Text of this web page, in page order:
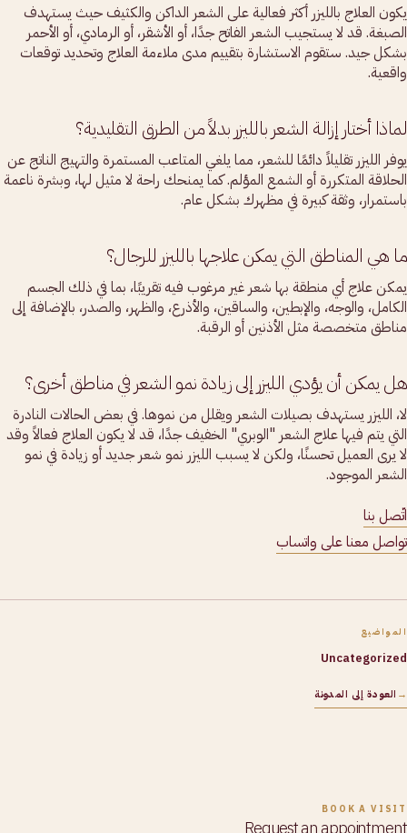
يكون العلاج بالليزر أكثر فعالية على الشعر الداكن والكثيف حيث يستهدف
الصبغة. قد لا يستجيب الشعر الفاتح جدًا، أو الأشقر، أو الرمادي، أو الأحمر
بشكل جيد. ستقوم الاستشارة بتقييم مدى ملاءمة العلاج وتحديد توقعات
واقعية.
لماذا أختار إزالة الشعر بالليزر بدلاً من الطرق التقليدية؟
يوفر الليزر تقليلاً دائمًا للشعر، مما يلغي المتاعب المستمرة والتهيج الناتج عن
الحلاقة المتكررة أو الشمع المؤلم. كما يمنحك راحة لا مثيل لها، وبشرة ناعمة
باستمرار، وثقة كبيرة في مظهرك بشكل عام.
ما هي المناطق التي يمكن علاجها بالليزر للرجال؟
يمكن علاج أي منطقة بها شعر غير مرغوب فيه تقريبًا، بما في ذلك الجسم
الكامل، والوجه، والإبطين، والساقين، والأذرع، والظهر، والصدر، بالإضافة إلى
مناطق متخصصة مثل الأذنين أو الرقبة.
هل يمكن أن يؤدي الليزر إلى زيادة نمو الشعر في مناطق أخرى؟
لا، الليزر يستهدف بصيلات الشعر ويقلل من نموها. في بعض الحالات النادرة
التي يتم فيها علاج الشعر "الوبري" الخفيف جدًا، قد لا يكون العلاج فعالاً وقد
لا يرى العميل تحسنًا، ولكن لا يسبب الليزر نمو شعر جديد أو زيادة في نمو
الشعر الموجود.
اتّصل بنا
تواصل معنا على واتساب
المواضيع
Uncategorized
→ العودة إلى المدونة
BOOK A VISIT
Request an appointment